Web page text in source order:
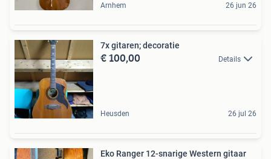
Arnhem 26 jun 26
7x gitaren; decoratie
€ 100,00 Details
Heusden 26 jul 26
Eko Ranger 12-snarige Western gitaar